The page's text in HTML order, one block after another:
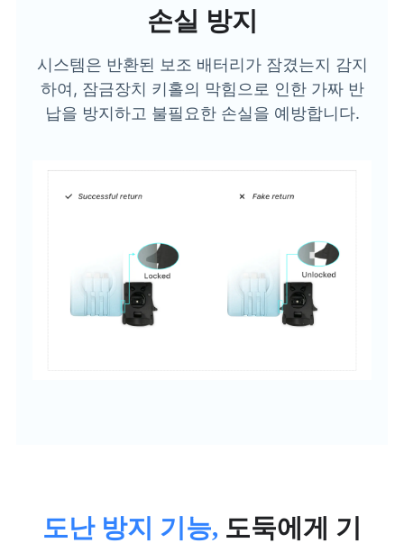
손실 방지
시스템은 반환된 보조 배터리가 잠겼는지 감지
하여, 잠금장치 키홀의 막힘으로 인한 가짜 반
납을 방지하고 불필요한 손실을 예방합니다.
도난 방지 기능, 도둑에게 기